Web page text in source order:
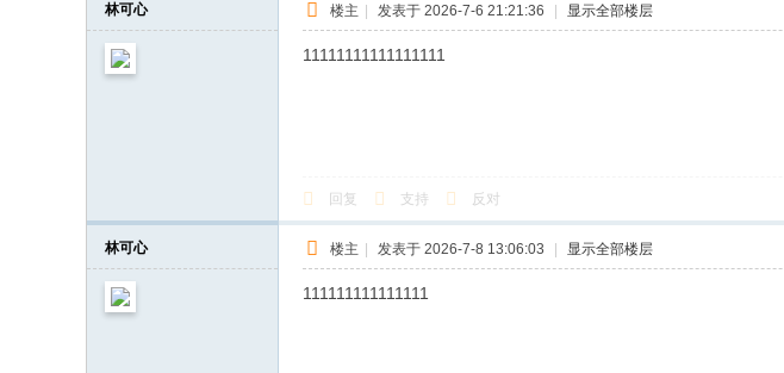
林可心 楼主 | 发表于 2026-7-6 21:21:36 | 显示全部楼层
11111111111111111
回复 支持 反对
林可心 楼主 | 发表于 2026-7-8 13:06:03 | 显示全部楼层
111111111111111